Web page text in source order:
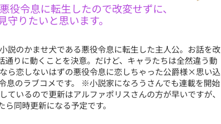
役令息に転生したので改変せずに、
りたいと思います。
説のかませ犬である悪役令息に転生した主人公。お話を改
通りに動くことを決意。だけど、キャラたちは全然違う動
ら恋しないはずの悪役令息に恋しちゃった公爵様×思い込
息のラブコメです。 ※小説家になろうさんでも連載を開始
ているので更新はアルファポリスさんの方が早いですが、
同時更新になる予定です。